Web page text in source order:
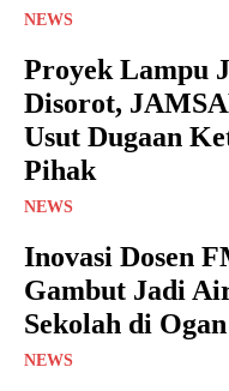
NEWS
Proyek Lampu
Disorot,
Usut Dugaan
Pihak
NEWS
Inovasi Dosen
Gambut Jadi
Sekolah di
NEWS